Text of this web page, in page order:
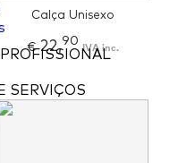
SERVIÇOS
Calça Unisexo
€22,90 IVA inc.